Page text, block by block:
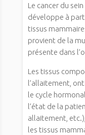
Le cancer du
développe à
tissus
provient de la
présente dans
Les tissus
l’allaitement,
le cycle
l’état de la
allaitement,
les tissus